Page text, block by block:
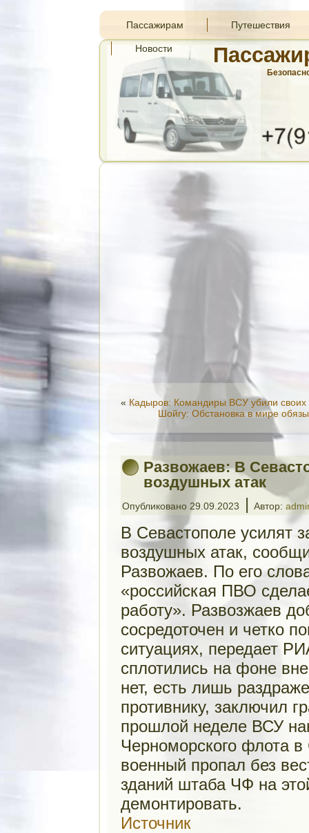
Пассажирам Путешествия
Новости
« Кадыров: Командиры ВСУ убили своих
Шойгу: Обстановка в мире
Развожаев: В
воздушных атак
Опубликовано 29.09.2023 | Автор:
В Севастополе усилят
воздушных атак,
Развожаев. По его
«российская ПВО
работу». Развозжаев
сосредоточен и четко
ситуациях, передает
сплотились на фоне
нет, есть лишь
противнику, заключил
прошлой неделе ВСУ
Черноморского флота
военный пропал без
зданий штаба ЧФ на
демонтировать.
Источник